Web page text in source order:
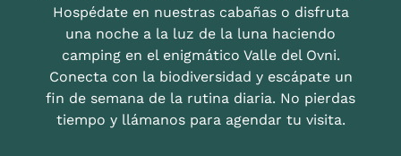
Hospédate en nuestras cabañas o disfruta
una noche a la luz de la luna haciendo
camping en el enigmático Valle del Ovni.
Conecta con la biodiversidad y escápate un
fin de semana de la rutina diaria. No pierdas
tiempo y llámanos para agendar tu visita.